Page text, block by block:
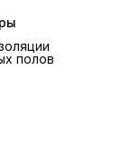
полов